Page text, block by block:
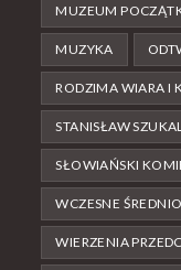
MUZEUM
MUZYKA
RODZIMA WIARA I
STANISŁAW
SŁOWIAŃSKI
WCZESNE
WIERZENIA